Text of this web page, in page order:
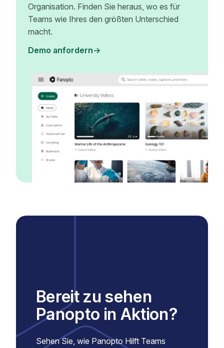
Organisation. Finden Sie heraus, wo es für
Teams wie Ihres den größten Unterschied
macht.
Demo anfordern
Bereit zu sehen
Panopto in Aktion?
Sehen Sie, wie Panopto Hilft Teams